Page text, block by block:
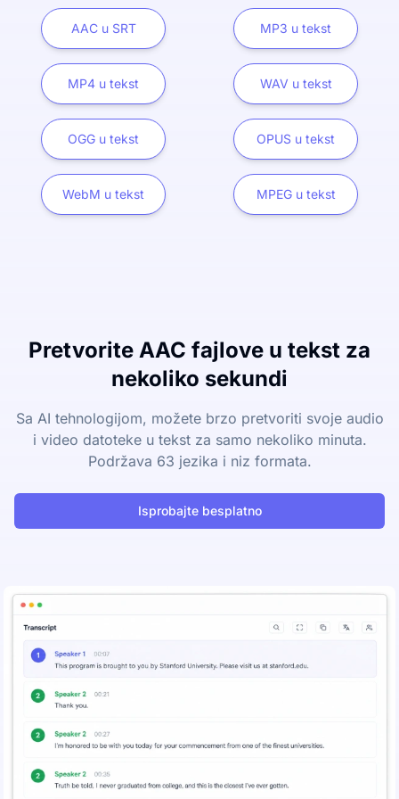
AAC u SRT MP3 u tekst
MP4 u tekst WAV u tekst
OGG u tekst OPUS u tekst
WebM u tekst MPEG u tekst
Pretvorite AAC fajlove u tekst za
nekoliko sekundi
Sa AI tehnologijom, možete brzo pretvoriti svoje audio
i video datoteke u tekst za samo nekoliko minuta.
Podržava 63 jezika i niz formata.
Isprobajte besplatno